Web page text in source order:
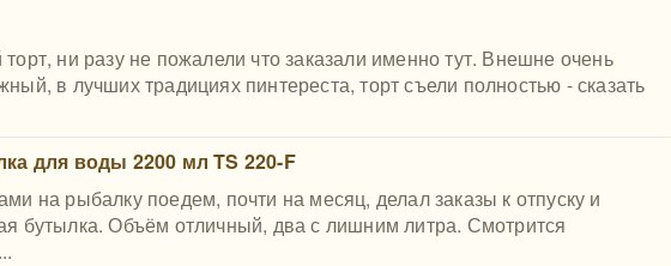
ни разу не пожалели что заказали именно тут. Внешне очень
в лучших традициях пинтереста, торт съели полностью - сказать
для воды 2200 мл TS 220-F
на рыбалку поедем, почти на месяц, делал заказы к отпуску и
бутылка. Объём отличный, два с лишним литра. Смотрится